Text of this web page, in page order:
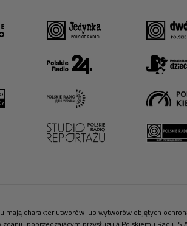
charakter utworów lub wytworów objętych